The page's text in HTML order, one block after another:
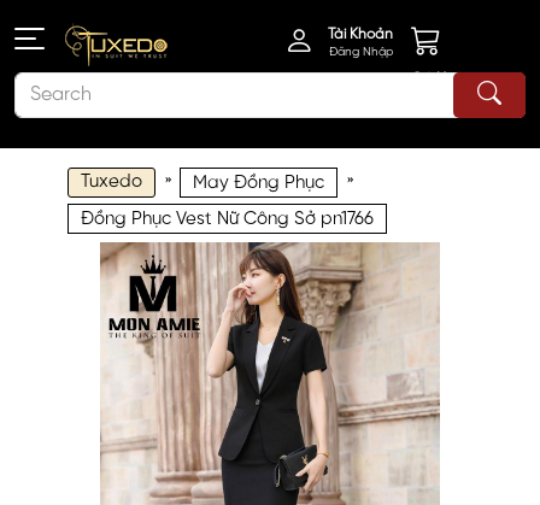
Tài Khoản
Đăng Nhập
Giỏ Hàng
Tuxedo » May Đồng Phục »
Đồng Phục Vest Nữ Công Sở pn1766